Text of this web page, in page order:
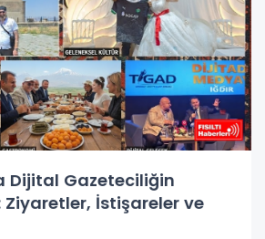
Dijital Gazeteciliğin
Ziyaretler, İstişareler ve